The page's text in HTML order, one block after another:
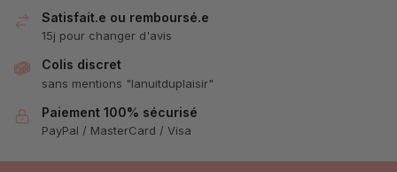
Satisfait.e ou remboursé.e
15j pour changer d'avis
Colis discret
sans mentions "lanuitduplaisir"
Paiement 100% sécurisé
PayPal / MasterCard / Visa